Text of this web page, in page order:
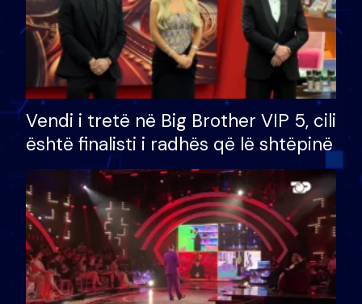
Vendi i tretë në Big Brother VIP 5, cili
është finalisti i radhës që lë shtëpinë